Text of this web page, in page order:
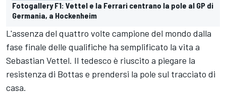
Fotogallery F1: Vettel e la Ferrari centrano la pole al GP di
Germania, a Hockenheim
L'assenza del quattro volte campione del mondo dalla
fase finale delle qualifiche ha semplificato la vita a
Sebastian Vettel. Il tedesco è riuscito a piegare la
resistenza di Bottas e prendersi la pole sul tracciato di
casa.